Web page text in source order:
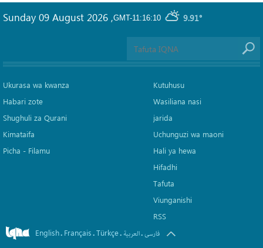
GMT-11:16:10 9.91°
Sunday 09 August 2026 ,
Ukurasa wa kwanza
Habari zote
Shughuli za Qurani
Kimataifa
Picha‎ - Filamu‎
Kutuhusu
Wasiliana nasi
jarida
Uchunguzi wa maoni
Hali ya hewa
Hifadhi
Tafuta
Viunganishi
RSS
English. Français.Türkçe. العربیة.فارسی